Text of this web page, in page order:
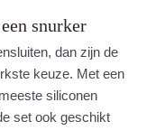
snurker
dan zijn de
keuze. Met een
siliconen
set ook geschikt